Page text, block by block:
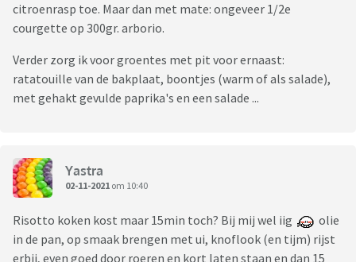
citroenrasp toe. Maar dan met mate: ongeveer 1/2e
courgette op 300gr. arborio.
Verder zorg ik voor groentes met pit voor ernaast:
ratatouille van de bakplaat, boontjes (warm of als salade),
met gehakt gevulde paprika's en een salade ...
Yastra
02-11-2021 om 10:40
Risotto koken kost maar 15min toch? Bij mij wel iig
olie
in de pan, op smaak brengen met ui, knoflook (en tijm) rijst
erbij, even goed door roeren en kort laten staan en dan 15